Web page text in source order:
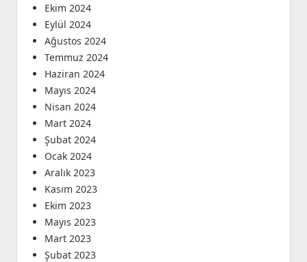
Ekim 2024
Eylül 2024
Ağustos 2024
Temmuz 2024
Haziran 2024
Mayıs 2024
Nisan 2024
Mart 2024
Şubat 2024
Ocak 2024
Aralık 2023
Kasım 2023
Ekim 2023
Mayıs 2023
Mart 2023
Şubat 2023